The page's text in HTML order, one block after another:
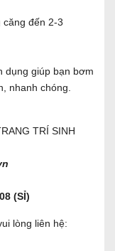
đến 2-3
dụng giúp bạn bơm
nhanh chóng.
TRÍ SINH
(SỈ)
lòng liên hệ: